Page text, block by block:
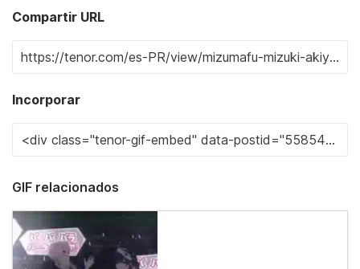
Compartir URL
Incorporar
GIF relacionados